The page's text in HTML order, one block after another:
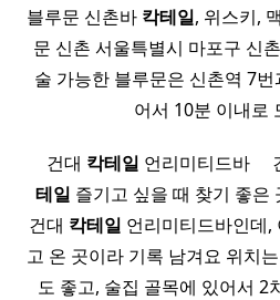
블루문 신촌바 칵테일, 위스키,
문 신촌 서울특별시 마포구 신
술 가능한 블루문은 신촌역 7
어서 10분 이내로
​ ​ ​ 건대 칵테일 언리미티드바
테일 즐기고 싶을 때 찾기 좋은
건대 칵테일 언리미티드바인데,
고 온 곳이라 기록 남겨요 위치
도 좋고, 술집 골목에 있어서 2